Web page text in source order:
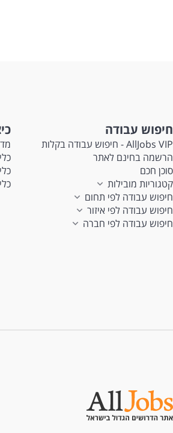
חיפוש עבודה
AllJobs VIP - חיפוש עבודה בקלות
הרשמה בחינם לאתר
סוכן חכם
קטגוריות מובילות
חיפוש עבודה לפי תחום
חיפוש עבודה לפי איזור
חיפוש עבודה לפי חברה